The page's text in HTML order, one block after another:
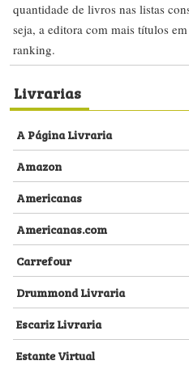
quantidade de livros nas listas
seja, a editora com mais títulos
ranking.
Livrarias
A Página Livraria
Amazon
Americanas
Americanas.com
Carrefour
Drummond Livraria
Escariz Livraria
Estante Virtual